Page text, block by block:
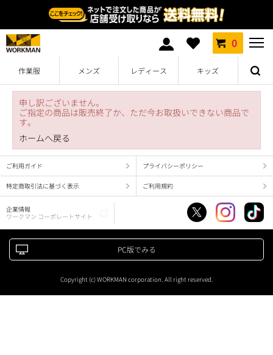
0
作業服 メンズ レディース キッズ
申し訳ございません。
ご指定の商品は販売終了か、ただ今お取扱いできない商品で
す。
ホームへ戻る
ご利用ガイド プライバシーポリシー
特定商取引法に基づく表示 ご利用規約
企業情報
ワークマン コーポレートサイト
PC版でみる
Copyright (c) WORKMAN corporation. All right reserved.